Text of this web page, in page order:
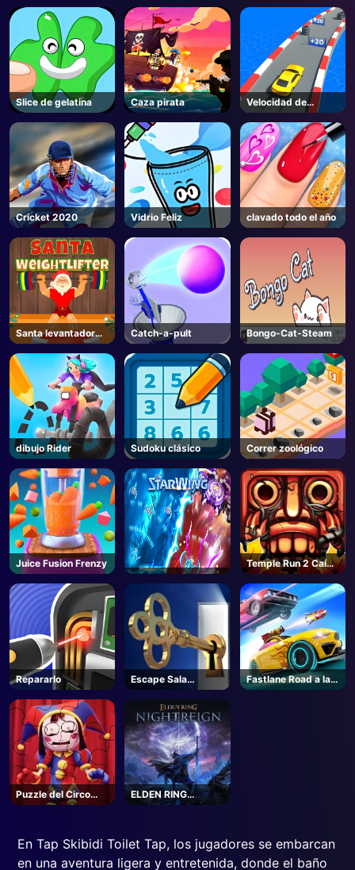
Juegos
Slice de gelatina Caza pirata
Velocidad de
cuenta 3D
Cricket 2020 Vidrio Feliz clavado todo el año
Santa levantador
de pesas
Catch-a-pult Bongo-Cat-Steam
dibujo Rider Sudoku clásico Correr zoológico
Juice Fusion Frenzy
Temple Run 2 Caída
de la selva
Repararlo
Escape Sala
Espacio
Fastlane Road a la
Venganza Maestro
Puzzle del Circo
Pixel
ELDEN RING
NIGHTREIGN -
En Tap Skibidi Toilet Tap, los jugadores se embarcan
en una aventura ligera y entretenida, donde el baño